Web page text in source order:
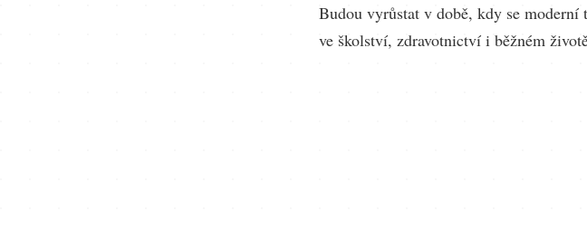
Budou vyrůstat v době, kdy se moderní
ve školství, zdravotnictví i běžném